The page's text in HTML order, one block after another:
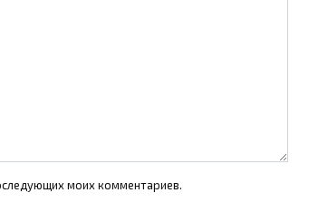
моих комментариев.